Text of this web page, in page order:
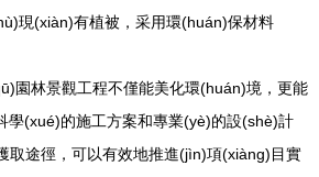
現(xiàn)有植被，采用環(huán)保材料
園林景觀工程不僅能美化環(huán)境，更能
學(xué)的施工方案和專業(yè)的設(shè)計
取途徑，可以有效地推進(jìn)項(xiàng)目實